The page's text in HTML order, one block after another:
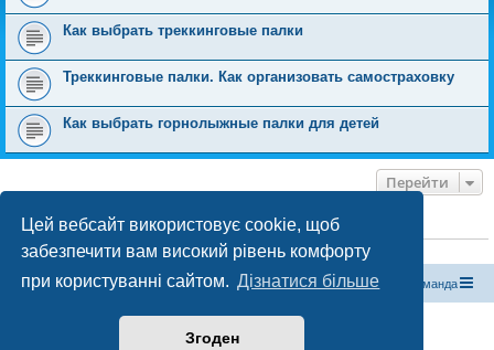
Цей вебсайт використовує cookie, щоб
забезпечити вам високий рівень комфорту
при користуванні сайтом. Дізнатися більше
Згоден
Как выбрать треккинговые палки
Треккинговые палки. Как организовать самостраховку
Как выбрать горнолыжные палки для детей
Перейти
ХТО ЗАРАЗ ОНЛАЙН
Зараз переглядають цей форум:ClaudeBot [бот ШІ]і 0 гостей
Магазин спорядження Туристичний форум «Рюкзак» Команда
Працює на phpBB® Forum Software © phpBB Limited
Конфіденційність